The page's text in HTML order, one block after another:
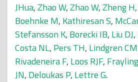
JHua,Zhao W,Zhao W,Zheng H,
Boehnke M, Kathiresan S,
Stefansson K, Borecki IB, Liu DJ,
Costa NL, Pers TH, Lindgren CM
Rivadeneira F, Loos RJF,
JN, Deloukas P, Lettre G.